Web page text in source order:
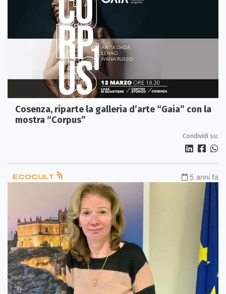
Cosenza, riparte la galleria d’arte “Gaia” con la
mostra “Corpus”
Condividi su:
ECOCULT 5 anni fa